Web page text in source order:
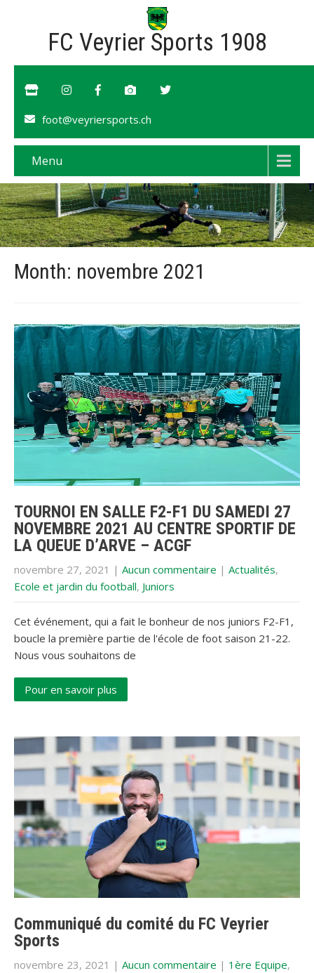
FC Veyrier Sports 1908
foot@veyriersports.ch
Menu
Month: novembre 2021
TOURNOI EN SALLE F2-F1 DU SAMEDI 27
NOVEMBRE 2021 AU CENTRE SPORTIF DE
LA QUEUE D’ARVE – ACGF
novembre 27, 2021 | Aucun commentaire | Actualités,
Ecole et jardin du football, Juniors
Cet événement, qui a fait le bonheur de nos juniors F2-F1,
boucle la première partie de l'école de foot saison 21-22.
Nous vous souhaitons de
Pour en savoir plus
Communiqué du comité du FC Veyrier
Sports
novembre 23, 2021 | Aucun commentaire | 1ère Equipe,